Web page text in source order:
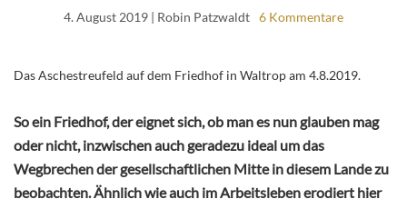
4. August 2019 | Robin Patzwaldt 6 Kommentare
Das Aschestreufeld auf dem Friedhof in Waltrop am 4.8.2019.
So ein Friedhof, der eignet sich, ob man es nun glauben mag
oder nicht, inzwischen auch geradezu ideal um das
Wegbrechen der gesellschaftlichen Mitte in diesem Lande zu
beobachten. Ähnlich wie auch im Arbeitsleben erodiert hier